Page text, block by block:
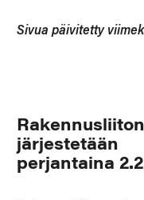
Sivua päivitetty
järjestetään
perjantaina